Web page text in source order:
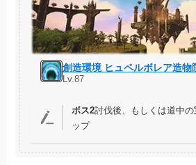
創造環境 ヒュペルボレア造物
Lv.87
ボス2討伐後、もしくは道中の
ップ